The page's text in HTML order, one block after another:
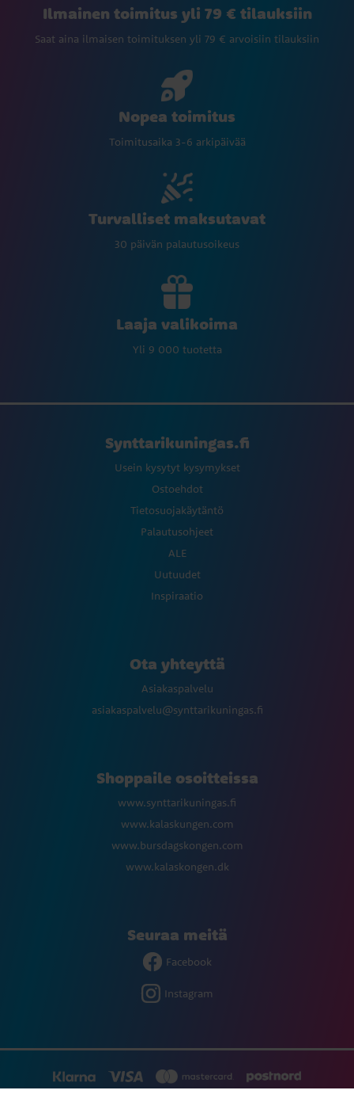
Ilmainen toimitus yli 79 € tilauksiin
Saat aina ilmaisen toimituksen yli 79 € arvoisiin tilauksiin
Nopea toimitus
Toimitusaika 3-6 arkipäivää
Turvalliset maksutavat
30 päivän palautusoikeus
Laaja valikoima
Yli 9 000 tuotetta
Synttarikuningas.fi
Usein kysytyt kysymykset
Ostoehdot
Tietosuojakäytäntö
Palautusohjeet
ALE
Uutuudet
Inspiraatio
Ota yhteyttä
Asiakaspalvelu
asiakaspalvelu@synttarikuningas.fi
Shoppaile osoitteissa
www.synttarikuningas.fi
www.kalaskungen.com
www.bursdagskongen.com
www.kalaskongen.dk
Seuraa meitä
Facebook
Instagram